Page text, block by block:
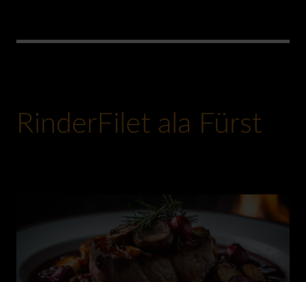
RinderFilet ala Fürst